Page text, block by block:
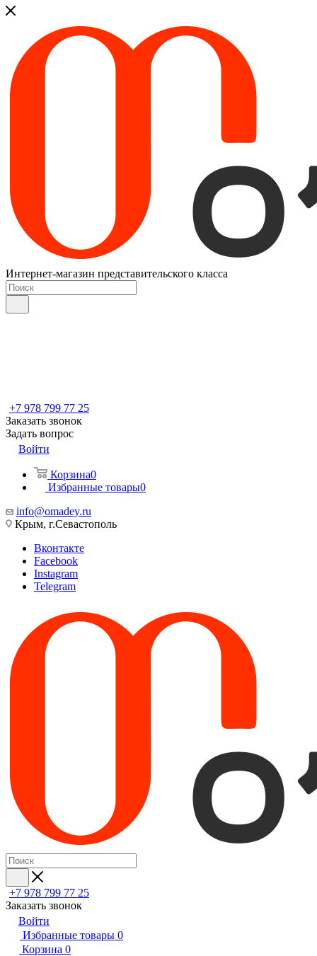
Интернет-магазин представительского класса
+7 978 799 77 25
Заказать звонок
Задать вопрос
Войти
Корзина0
Избранные товары0
info@omadey.ru
Крым, г.Севастополь
Вконтакте
Facebook
Instagram
Telegram
+7 978 799 77 25
Заказать звонок
Войти
Избранные товары 0
Корзина 0